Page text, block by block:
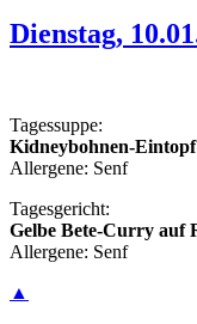
Dienstag,
Tagessuppe:
Kidneybohnen-Eintopf
Allergene: Senf
Tagesgericht:
Gelbe Bete-Curry auf
Allergene: Senf
▲